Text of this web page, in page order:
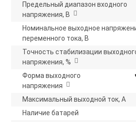
Предельный диапазон входного
напряжения, В
Номинальное выходное
переменного тока, В
Точность стабилизации
напряжения, %
Форма выходного
напряжения
Максимальный выходной ток, А
Наличие батарей